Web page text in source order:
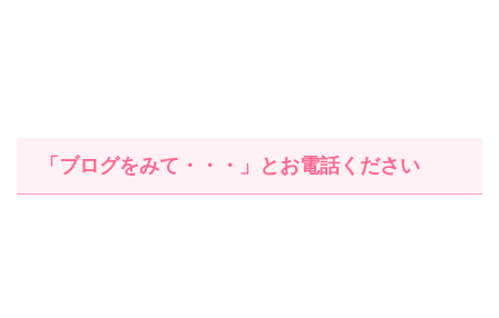
「ブログをみて・・・」とお電話ください